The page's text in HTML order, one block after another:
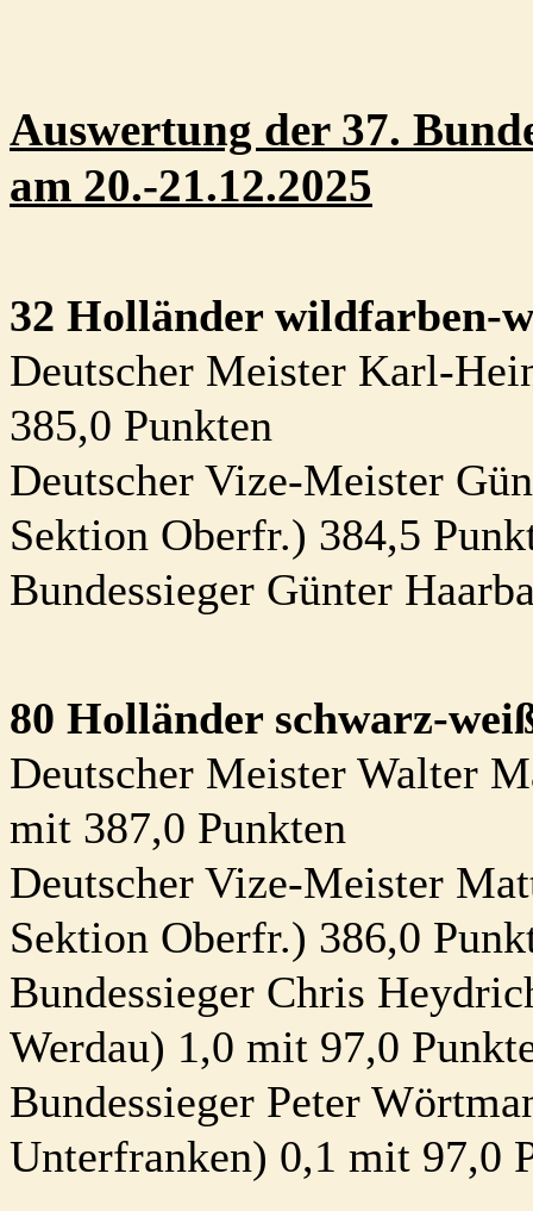
Auswertung der 37.
am 20.-21.12.2025
32 Holländer wildfarben-
Deutscher Meister Karl-
385,0 Punkten
Deutscher Vize-Meister
Sektion Oberfr.) 384,5
Bundessieger Günter
80 Holländer schwarz-
Deutscher Meister Walter
mit 387,0 Punkten
Deutscher Vize-Meister
Sektion Oberfr.) 386,0
Bundessieger Chris
Werdau) 1,0 mit 97,0
Bundessieger Peter
Unterfranken) 0,1 mit 97,0